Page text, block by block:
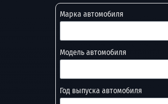
Марка автомобиля
Модель автомобиля
Год выпуска автомобиля